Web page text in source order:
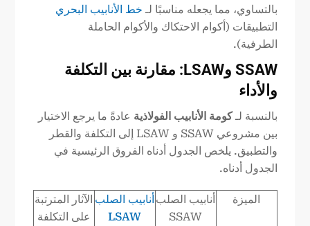
بالتساوي، مما يجعله مناسبًا لـ خط الأنابيب البحري
التطبيقات (أكوام الاحتكاك والأكوام الحاملة
الطرفية).
SSAW وLSAW: مقارنة بين التكلفة
والأداء
بالنسبة لـكومة الأنابيب الفولاذية عادةً ما يرجع الاختيار
بين مشروعي SSAW و LSAW إلى التكلفة والقطر
والتطبيق. يلخص الجدول أدناه الفروق الرئيسية في
الجدول أدناه.
الميزة
أنابيب الصلب
SSAW
أنابيب الصلب
LSAW
الآثار المترتبة
على التكلفة